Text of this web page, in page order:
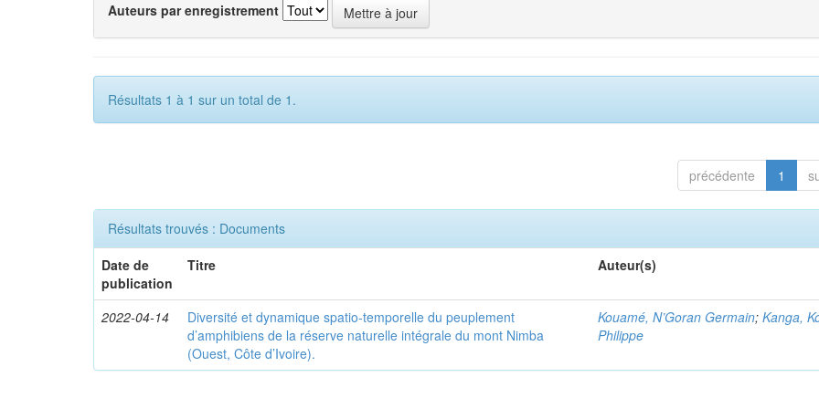
Auteurs par enregistrement
Résultats 1 à 1 sur un total de 1.
précédente 1
Résultats trouvés : Documents
Date de
publication
Titre Auteur(s)
2022-04-14
Diversité et dynamique spatio-temporelle du peuplement
d’amphibiens de la réserve naturelle intégrale du mont Nimba
(Ouest, Côte d’Ivoire).
Kouamé, N’Goran Germain;Kanga,
Philippe